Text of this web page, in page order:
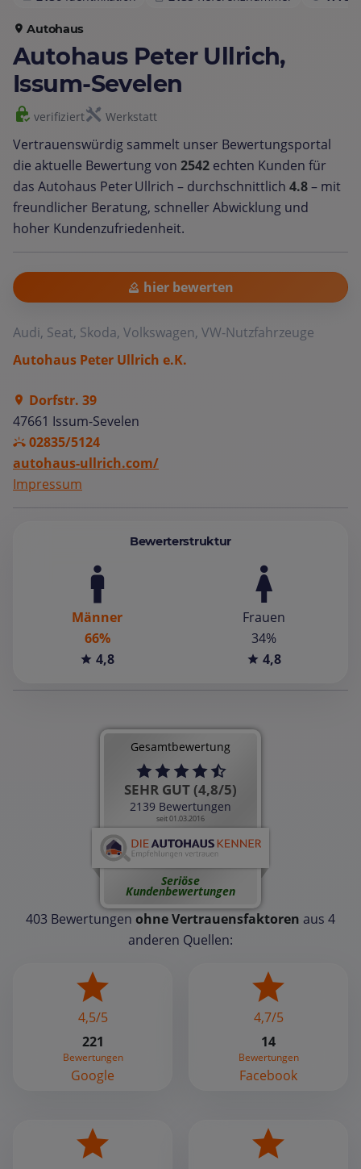
Autohaus
Autohaus Peter Ullrich,
Issum-Sevelen
verifiziert Werkstatt
Vertrauenswürdig sammelt unser Bewertungsportal
die aktuelle Bewertung von 2542 echten Kunden für
das Autohaus Peter Ullrich – durchschnittlich 4.8– mit
freundlicher Beratung, schneller Abwicklung und
hoher Kundenzufriedenheit.
hier bewerten
Audi, Seat, Skoda, Volkswagen, VW-Nutzfahrzeuge
Autohaus Peter Ullrich e.K.
Dorfstr. 39
47661 Issum-Sevelen
02835/5124
autohaus-ullrich.com/
Impressum
Bewerterstruktur
Männer
66%
4,8
Frauen
34%
4,8
Gesamtbewertung
SEHR GUT (4,8/5)
2139 Bewertungen
seit 01.03.2016
Seriöse
Kundenbewertungen
403 Bewertungen ohne Vertrauensfaktoren aus 4
anderen Quellen:
4,5/5
221
Bewertungen
Google
4,7/5
14
Bewertungen
Facebook